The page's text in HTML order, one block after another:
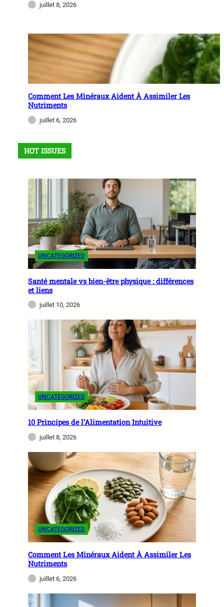
juillet 8, 2026
Comment Les Minéraux Aident À Assimiler Les
Nutriments
juillet 6, 2026
HOT ISSUES
UNCATEGORIZED
Santé mentale vs bien-être physique : différences
et liens
juillet 10, 2026
UNCATEGORIZED
10 Principes de l’Alimentation Intuitive
juillet 8, 2026
UNCATEGORIZED
Comment Les Minéraux Aident À Assimiler Les
Nutriments
juillet 6, 2026